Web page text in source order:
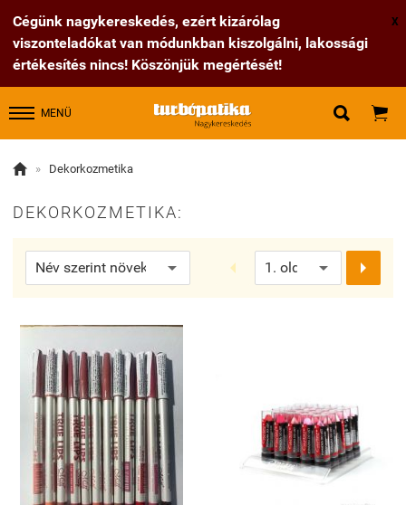
Cégünk nagykereskedés, ezért kizárólag
viszonteladókat van módunkban kiszolgálni, lakossági
értékesítés nincs! Köszönjük megértését!
X
MENÜ  
 » Dekorkozmetika
DEKORKOZMETIKA:
 